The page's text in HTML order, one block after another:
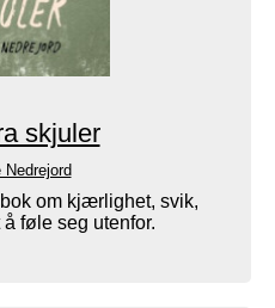
skjuler
Nedrejord
om kjærlighet, svik,
føle seg utenfor.